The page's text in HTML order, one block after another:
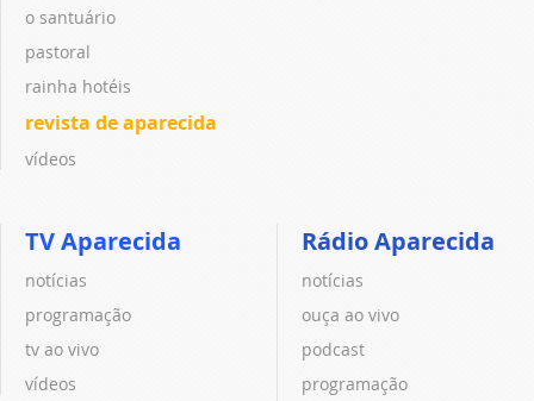
o santuário
pastoral
rainha hotéis
revista de aparecida
vídeos
TV Aparecida
notícias
programação
tv ao vivo
vídeos
Rádio Aparecida
notícias
ouça ao vivo
podcast
programação